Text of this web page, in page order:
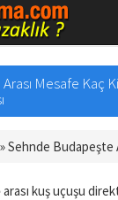
Mesafe Kaç
»Sehnde Budapeşte
arası kuş uçuşu